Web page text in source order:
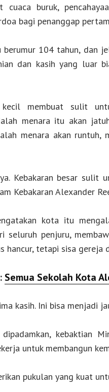
cuaca buruk,
bagi penanggap
104 tahun, dan
dan kasih yang luar
membuat sulit
menara itu akan
menara akan
Kebakaran besar sulit
Kebakaran Alexander
kota itu
seluruh penjuru,
hancur, tetapi sisa
Semua Sekolah Kota
kasih. Ini bisa menjadi
dipadamkan, kebaktian
untuk membangun
pukulan yang kuat